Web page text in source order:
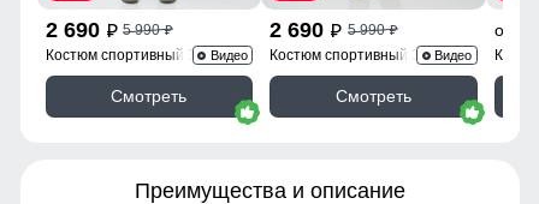
2 690 p 5 990p
Костюм спортивный 330Ch
Видео
Смотреть
2 690 p 5 990p
Костюм спортивный 336BВидео
Смотреть
от
Преимущества и описание